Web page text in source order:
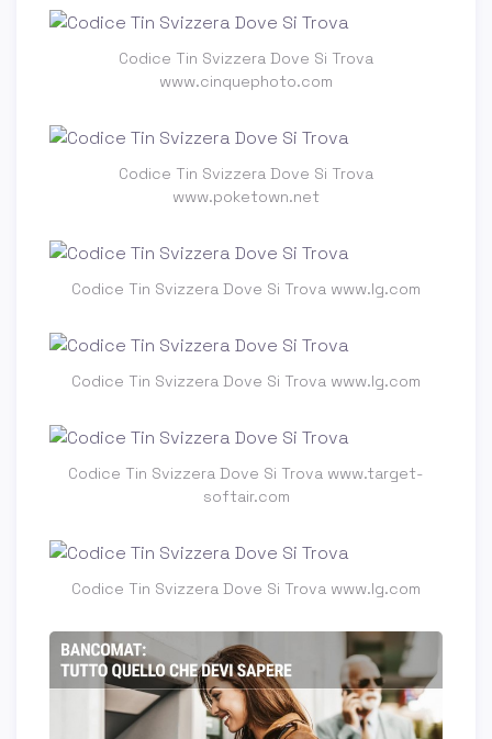
Codice Tin Svizzera Dove Si Trova
www.cinquephoto.com
Codice Tin Svizzera Dove Si Trova
www.poketown.net
Codice Tin Svizzera Dove Si Trova www.lg.com
Codice Tin Svizzera Dove Si Trova www.lg.com
Codice Tin Svizzera Dove Si Trova www.target-
softair.com
Codice Tin Svizzera Dove Si Trova www.lg.com